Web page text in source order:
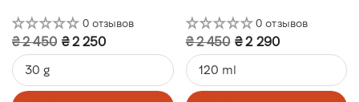
0 отзывов
₴ 2 450 ₴ 2 250
30 g
0 отзывов
₴ 2 450 ₴ 2 290
120 ml